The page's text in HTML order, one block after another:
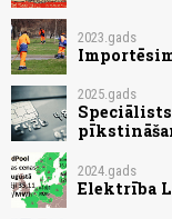
2023.gads
2025.gads
2024.gads
Elektrība